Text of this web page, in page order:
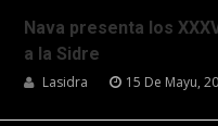
Nava presenta los
a la Sidre
Lasidra 15 De Mayu,